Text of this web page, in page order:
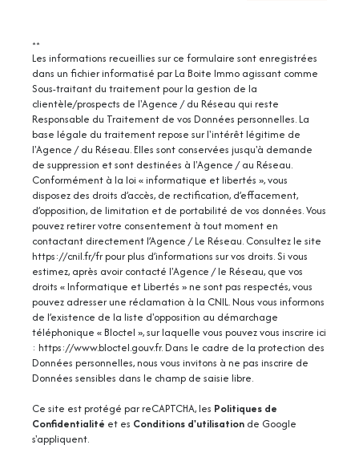
**
Les informations recueillies sur ce formulaire sont enregistrées
dans un fichier informatisé par La Boite Immo agissant comme
Sous-traitant du traitement pour la gestion de la
clientèle/prospects de l'Agence / du Réseau qui reste
Responsable du Traitement de vos Données personnelles. La
base légale du traitement repose sur l'intérêt légitime de
l'Agence / du Réseau. Elles sont conservées jusqu'à demande
de suppression et sont destinées à l'Agence / au Réseau.
Conformément à la loi « informatique et libertés », vous
disposez des droits d’accès, de rectification, d’effacement,
d’opposition, de limitation et de portabilité de vos données. Vous
pouvez retirer votre consentement à tout moment en
contactant directement l’Agence / Le Réseau. Consultez le site
https://cnil.fr/frpour plus d’informations sur vos droits. Si vous
estimez, après avoir contacté l'Agence / le Réseau, que vos
droits « Informatique et Libertés » ne sont pas respectés, vous
pouvez adresser une réclamation à la CNIL. Nous vous informons
de l’existence de la liste d'opposition au démarchage
téléphonique « Bloctel », sur laquelle vous pouvez vous inscrire ici
: https://www.bloctel.gouv.fr. Dans le cadre de la protection des
Données personnelles, nous vous invitons à ne pas inscrire de
Données sensibles dans le champ de saisie libre.
Ce site est protégé par reCAPTCHA, les Politiques de
Confidentialité et es Conditions d'utilisation de Google
s'appliquent.